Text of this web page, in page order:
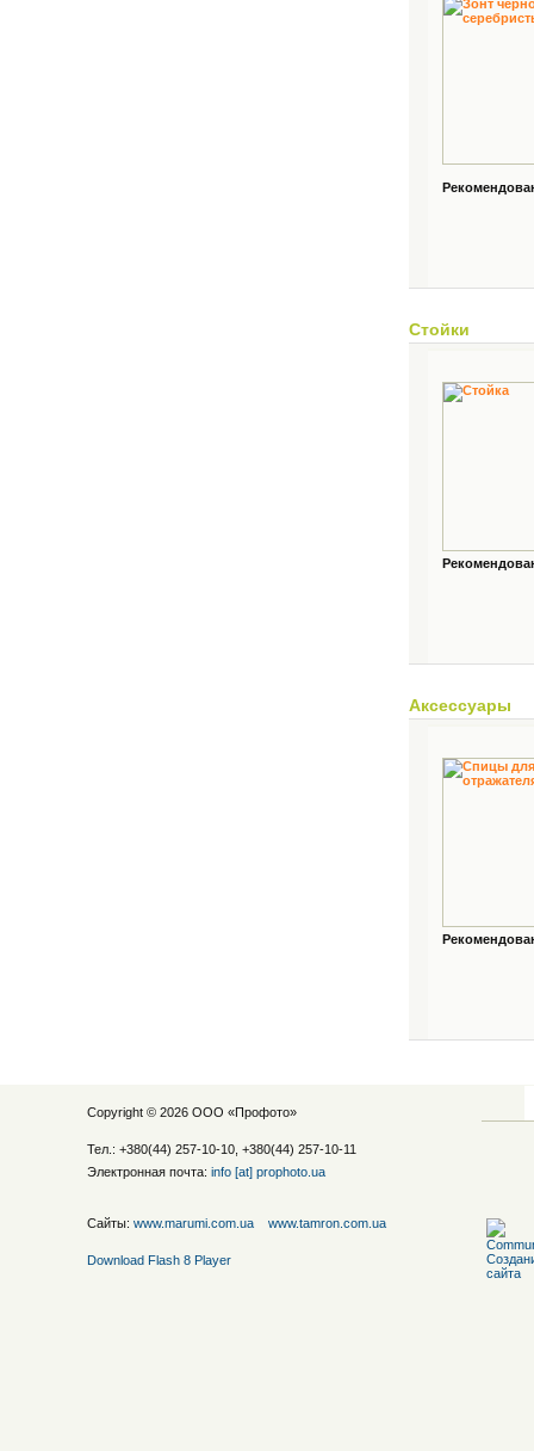
Стойки
Аксессуары
Copyright © 2026 ООО «Профото»
Тел.: +380(44) 257-10-10, +380(44) 257-10-11
Электронная почта: info [at] prophoto.ua
Сайты: www.marumi.com.ua www.tamron.com.ua
Download Flash 8 Player